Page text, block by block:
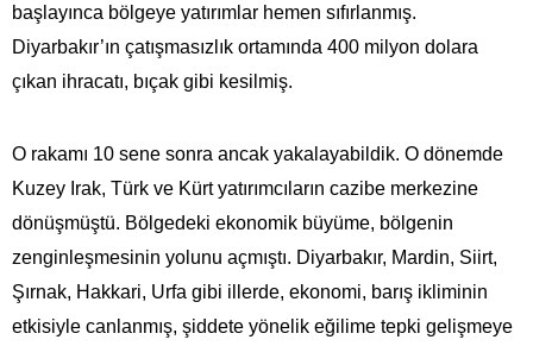
başlayınca bölgeye yatırımlar hemen sıfırlanmış.
Diyarbakır’ın çatışmasızlık ortamında 400 milyon dolara
çıkan ihracatı, bıçak gibi kesilmiş.
O rakamı 10 sene sonra ancak yakalayabildik. O dönemde
Kuzey Irak, Türk ve Kürt yatırımcıların cazibe merkezine
dönüşmüştü. Bölgedeki ekonomik büyüme, bölgenin
zenginleşmesinin yolunu açmıştı. Diyarbakır, Mardin, Siirt,
Şırnak, Hakkari, Urfa gibi illerde, ekonomi, barış ikliminin
etkisiyle canlanmış, şiddete yönelik eğilime tepki gelişmeye